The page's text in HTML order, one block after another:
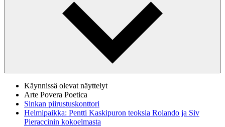
Käynnissä olevat näyttelyt
Arte Povera Poetica
Sinkan piirustuskonttori
Helmipaikka: Pentti Kaskipuron teoksia Rolando ja Siv
Pieraccinin kokoelmasta